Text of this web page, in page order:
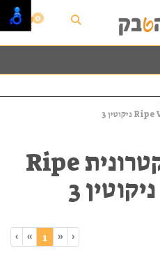
0
נוזל מילוי לאלקטרונית Ripe
‹
«
1
»
›